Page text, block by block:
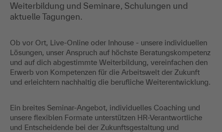
Weiterbildung und Seminare, Schulungen und
aktuelle Tagungen.
Ob vor Ort, Live-Online oder Inhouse - unsere individuellen
Lösungen, unser Anspruch auf höchste Beratungskompetenz
und auf dich abgestimmte Weiterbildung, vereinfachen den
Erwerb von Kompetenzen für die Arbeitswelt der Zukunft
und erleichtern nachhaltig die berufliche Weiterentwicklung.
Ein breites Seminar-Angebot, individuelles Coaching und
unsere flexiblen Formate unterstützen HR-Verantwortliche
und Entscheidende bei der Zukunftsgestaltung und